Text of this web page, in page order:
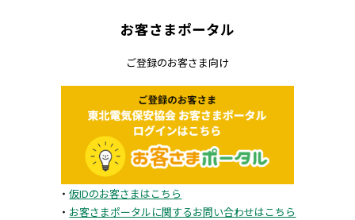
お客さまポータル
ご登録のお客さま向け
・仮IDのお客さまはこちら
・ お客さまポータルに関するお問い合わせはこちら